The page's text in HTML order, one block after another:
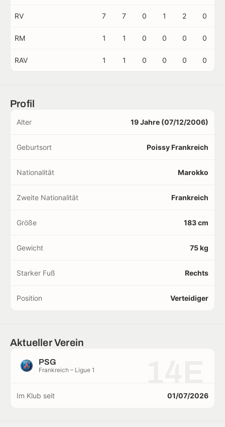
RV 7 7 0 1 2 0
RM 1 1 0 0 0 0
RAV 1 1 0 0 0 0
Profil
Alter 19 Jahre (07/12/2006)
Geburtsort Poissy Frankreich
Nationalität Marokko
Zweite Nationalität Frankreich
Größe 183 cm
Gewicht 75 kg
Starker Fuß Rechts
Position Verteidiger
Aktueller Verein
PSG
Frankreich – Ligue 1
Im Klub seit 01/07/2026